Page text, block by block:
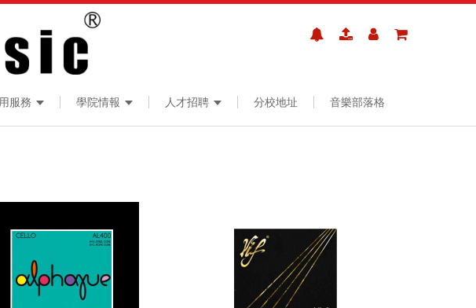
服務 學院情報 人才招聘 分校地址 音樂部落格